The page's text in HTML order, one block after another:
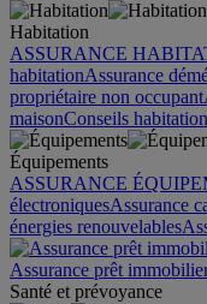
Habitation
ASSURANCE
habitationAssurance
propriétaire non occupant
maisonConseils habitation
Équipements
ASSURANCE
électroniquesAssurance
énergies renouvelables
Assurance prêt
Santé et prévoyance